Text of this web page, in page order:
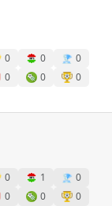
0 0
0
0 0
0
0 1
0
0 0
0